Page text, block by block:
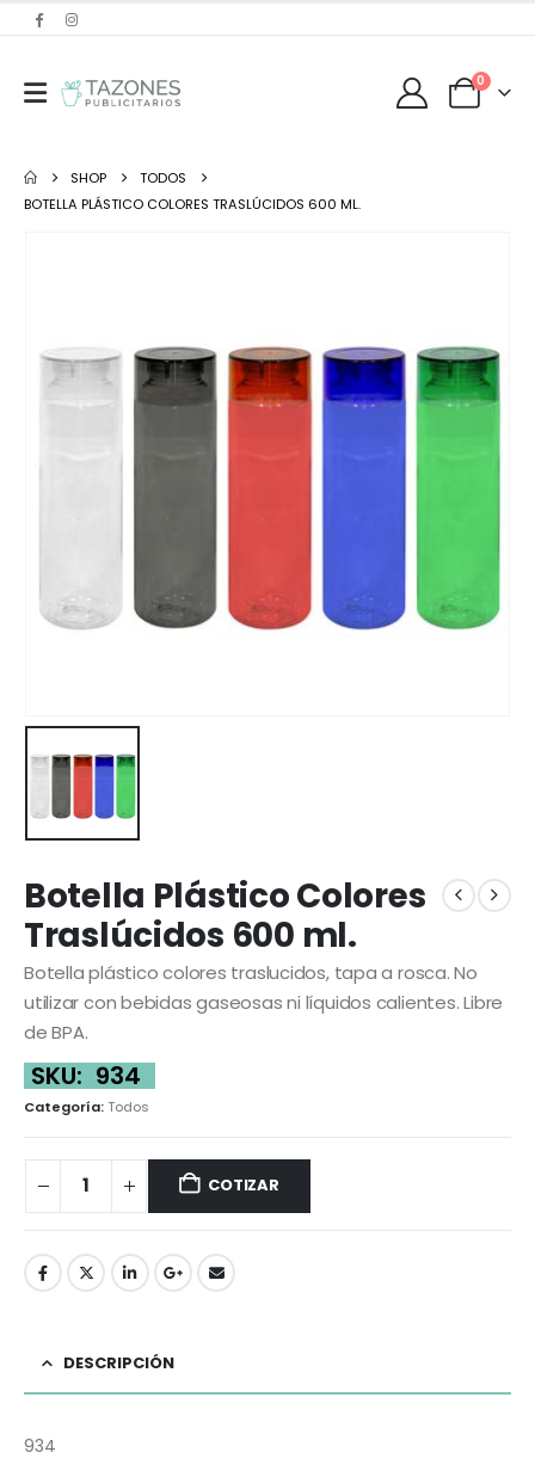
0
SHOP
TODOS
BOTELLA PLÁSTICO COLORES TRASLÚCIDOS 600 ML.
Botella Plástico Colores
Traslúcidos 600 ml.
Botella plástico colores traslucidos, tapa a rosca. No
utilizar con bebidas gaseosas ni líquidos calientes. Libre
de BPA.
SKU: 934
Categoría:Todos
COTIZAR
DESCRIPCIÓN
934